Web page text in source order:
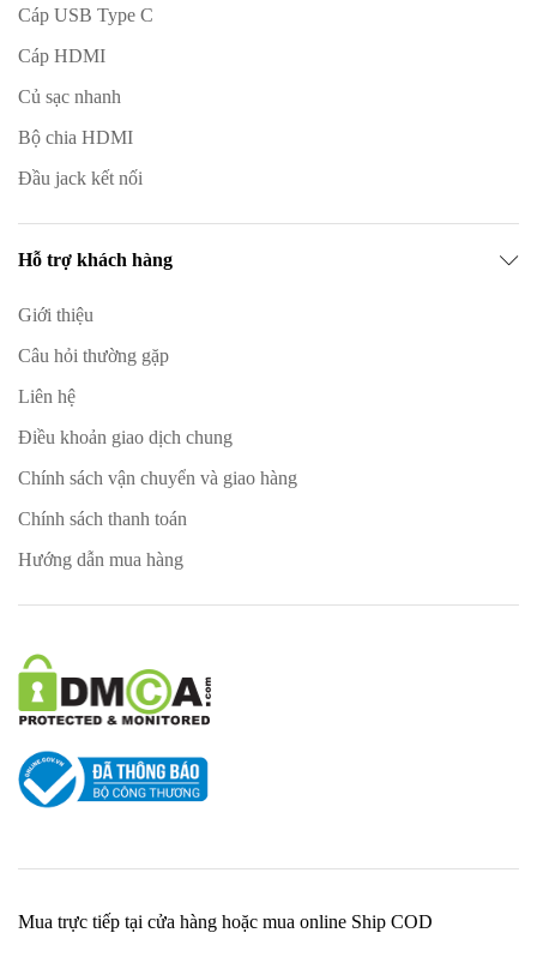
Cáp USB Type C
Cáp HDMI
Củ sạc nhanh
Bộ chia HDMI
Đầu jack kết nối
Hỗ trợ khách hàng
Giới thiệu
Câu hỏi thường gặp
Liên hệ
Điều khoản giao dịch chung
Chính sách vận chuyển và giao hàng
Chính sách thanh toán
Hướng dẫn mua hàng
Mua trực tiếp tại cửa hàng hoặc mua online Ship COD